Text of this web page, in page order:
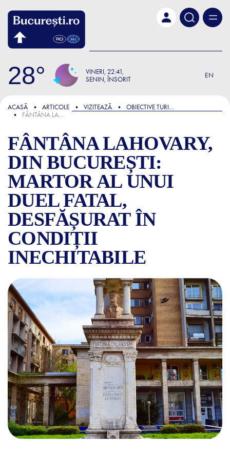
28 VINERI 22:41
SENIN, ÎNSORIT
EN
FOCUS
ACASĂ ARTICOLE VIZITEAZĂ
OBIECTIVE TURISTICE ȘI ATRACȚII
FÂNTÂNA LAHOVARY, DIN BUCUREȘTI: MARTOR AL UNUI DUEL FATAL, DESFĂȘURAT ÎN CONDIȚII INECHITABILE
FÂNTÂNA LAHOVARY,
DIN BUCUREȘTI:
MARTOR AL UNUI
DUEL FATAL,
DESFĂȘURAT ÎN
CONDIȚII
INECHITABILE
FÂNTÂNA LAHOVARY, DIN